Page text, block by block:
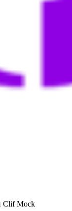
Clif Mock